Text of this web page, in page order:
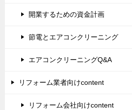
開業するための資金計画
節電とエアコンクリーニング
エアコンクリーニングQ&A
リフォーム業者向けcontent
リフォーム会社向けcontent